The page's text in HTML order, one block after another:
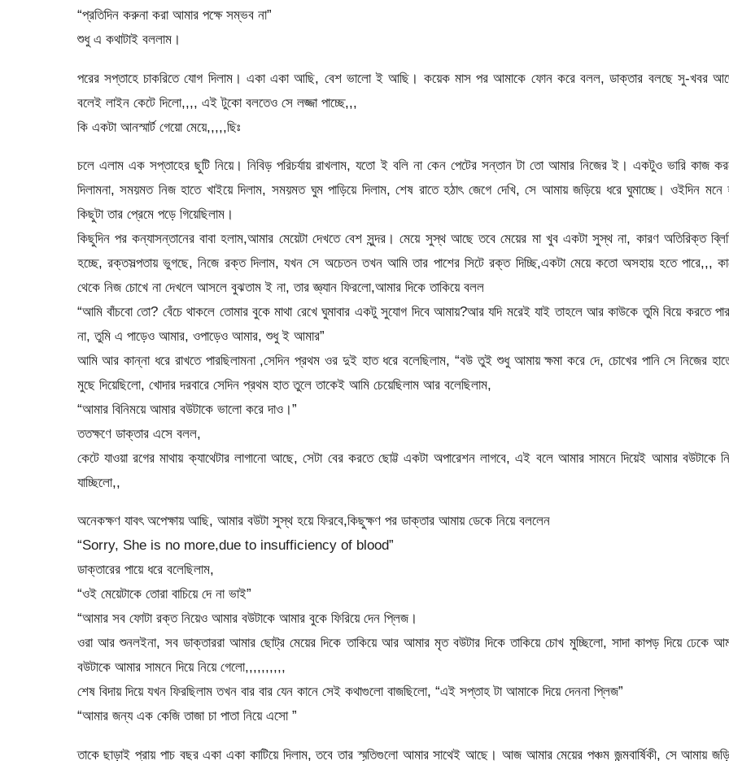
“প্রতিদিন করুনা করা আমার পক্ষে সম্ভব না”
শুধু এ কথাটাই বললাম।
পরের সপ্তাহে চাকরিতে যোগ দিলাম। একা একা আছি, বেশ ভালো ই আছি। কয়েক মাস পর আমাকে ফোন করে বলল, ডাক্তার বলছে সু-খবর
বলেই লাইন কেটে দিলো,,,, এই টুকো বলতেও সে লজ্জা পাচ্ছে,,,
কি একটা আনস্মার্ট গেয়ো মেয়ে,,,,,ছিঃ
চলে এলাম এক সপ্তাহের ছুটি নিয়ে। নিবিড় পরিচর্যায় রাখলাম, যতো ই বলি না কেন পেটের সন্তান টা তো আমার নিজের ই। একটুও ভারি কাজ
দিলামনা, সময়মত নিজ হাতে খাইয়ে দিলাম, সময়মত ঘুম পাড়িয়ে দিলাম, শেষ রাতে হঠাৎ জেগে দেখি, সে আমায় জড়িয়ে ধরে ঘুমাচ্ছে। ওইদিন মনে
কিছুটা তার প্রেমে পড়ে গিয়েছিলাম।
কিছুদিন পর কন্যাসন্তানের বাবা হলাম,আমার মেয়েটা দেখতে বেশ সুন্দর। মেয়ে সুস্থ আছে তবে মেয়ের মা খুব একটা সুস্থ না, কারণ অতিরিক্ত
হচ্ছে, রক্তসল্পতায় ভুগছে, নিজে রক্ত দিলাম, যখন সে অচেতন তখন আমি তার পাশের সিটে রক্ত দিচ্ছি,একটা মেয়ে কতো অসহায় হতে পারে,,,
থেকে নিজ চোখে না দেখলে আসলে বুঝতাম ই না, তার জ্ঞ্যান ফিরলো,আমার দিকে তাকিয়ে বলল
“আমি বাঁচবো তো? বেঁচে থাকলে তোমার বুকে মাথা রেখে ঘুমাবার একটু সুযোগ দিবে আমায়?আর যদি মরেই যাই তাহলে আর কাউকে তুমি বিয়ে করতে
না, তুমি এ পাড়েও আমার, ওপাড়েও আমার, শুধু ই আমার”
আমি আর কান্না ধরে রাখতে পারছিলামনা ,সেদিন প্রথম ওর দুই হাত ধরে বলেছিলাম, “বউ তুই শুধু আমায় ক্ষমা করে দে, চোখের পানি সে নিজের
মুছে দিয়েছিলো, খোদার দরবারে সেদিন প্রথম হাত তুলে তাকেই আমি চেয়েছিলাম আর বলেছিলাম,
“আমার বিনিময়ে আমার বউটাকে ভালো করে দাও।”
ততক্ষণে ডাক্তার এসে বলল,
কেটে যাওয়া রগের মাথায় ক্যাথেটার লাগানো আছে, সেটা বের করতে ছোট্ট একটা অপারেশন লাগবে, এই বলে আমার সামনে দিয়েই আমার বউটাকে
যাচ্ছিলো,,
অনেকক্ষণ যাবৎ অপেক্ষায় আছি, আমার বউটা সুস্থ হয়ে ফিরবে,কিছুক্ষণ পর ডাক্তার আমায় ডেকে নিয়ে বললেন
“Sorry, She is no more,due to insufficiency of blood”
ডাক্তারের পায়ে ধরে বলেছিলাম,
“ওই মেয়েটাকে তোরা বাচিয়ে দে না ভাই”
“আমার সব ফোটা রক্ত নিয়েও আমার বউটাকে আমার বুকে ফিরিয়ে দেন প্লিজ।
ওরা আর শুনলইনা, সব ডাক্তাররা আমার ছোট্র মেয়ের দিকে তাকিয়ে আর আমার মৃত বউটার দিকে তাকিয়ে চোখ মুচ্ছিলো, সাদা কাপড় দিয়ে ঢেকে
বউটাকে আমার সামনে দিয়ে নিয়ে গেলো,,,,,,,,,,
শেষ বিদায় দিয়ে যখন ফিরছিলাম তখন বার বার যেন কানে সেই কথাগুলো বাজছিলো, “এই সপ্তাহ টা আমাকে দিয়ে দেননা প্লিজ”
“আমার জন্য এক কেজি তাজা চা পাতা নিয়ে এসো ”
তাকে ছাড়াই প্রায় পাচ বছর একা একা কাটিয়ে দিলাম, তবে তার স্মৃতিগুলো আমার সাথেই আছে। আজ আমার মেয়ের পঞ্চম জন্মবার্ষিকী, সে আমায়